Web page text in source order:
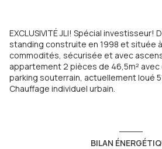
EXCLUSIVITÉ JLI! Spécial investisseur!
standing construite en 1998 et située
commodités, sécurisée et avec
appartement 2 pièces de 46,5m²
parking souterrain, actuellement loué
Chauffage individuel urbain.
BILAN